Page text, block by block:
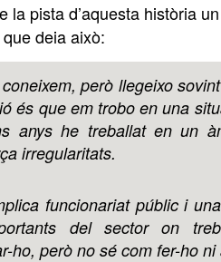
la pista d’aquesta història
deia això:
però llegeixo
és que em trobo en una
anys he treballat en un
irregularitats.
funcionariat públic i
del sector on
ho, però no sé com fer-ho